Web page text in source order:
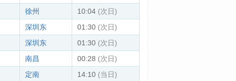
徐州 10:04 (次日)
深圳东 01:30 (次日)
深圳东 01:30 (次日)
南昌 00:28 (次日)
定南 14:10 (当日)